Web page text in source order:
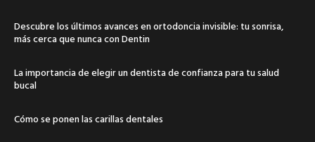
Descubre los últimos avances en ortodoncia invisible: tu sonrisa,
más cerca que nunca con Dentin
La importancia de elegir un dentista de confianza para tu salud
bucal
Cómo se ponen las carillas dentales